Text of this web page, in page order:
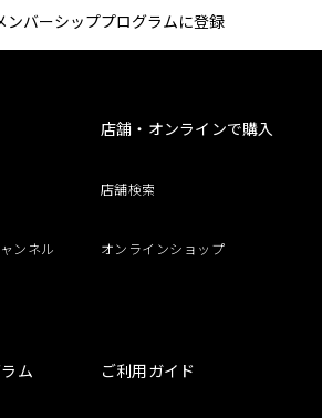
ンバーシッププログラムに登録
ンネル
店舗・オンラインで購入
店舗検索
オンラインショップ
ム ご利用ガイド